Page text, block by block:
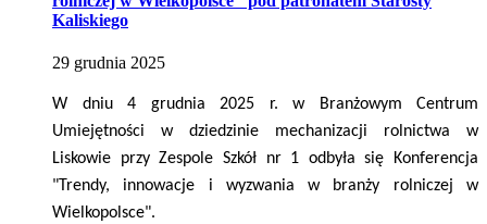
Kaliskiego
29 grudnia 2025
W dniu 4 grudnia 2025 r. w Branżowym Centrum
Umiejętności w dziedzinie mechanizacji rolnictwa w
Liskowie przy Zespole Szkół nr 1 odbyła się Konferencja
"Trendy, innowacje i wyzwania w branży rolniczej w
Wielkopolsce".